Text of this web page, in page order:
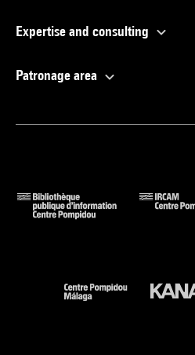
Expertise and consulting
Patronage area